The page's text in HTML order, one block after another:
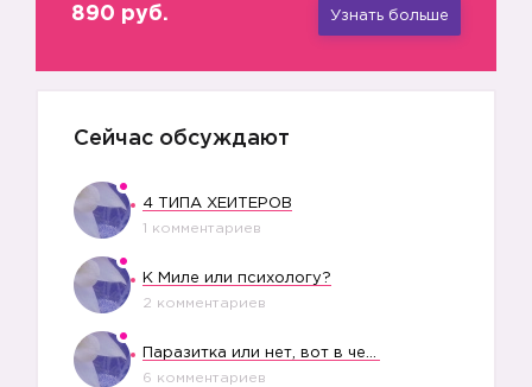
890 руб. Узнать больше
Сейчас обсуждают
4 ТИПА ХЕЙТЕРОВ
1 комментариев
К Миле или психологу?
2 комментариев
6 комментариев